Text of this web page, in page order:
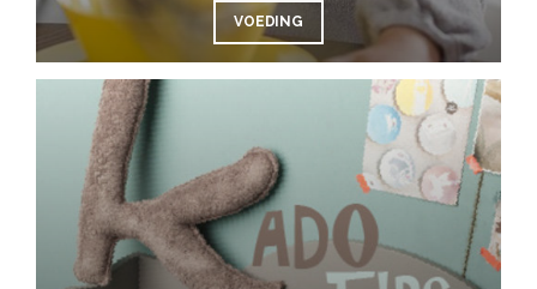
VOEDING